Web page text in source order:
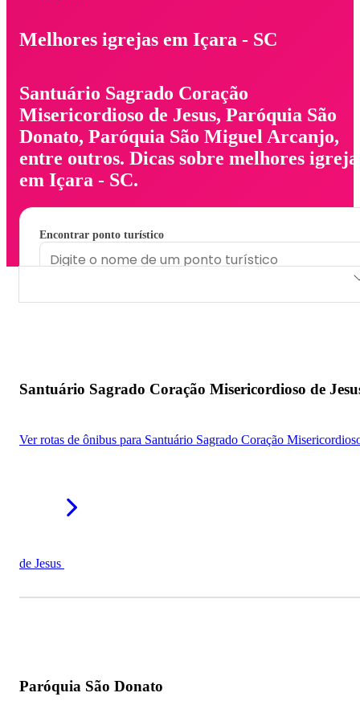
Melhores igrejas em Içara - SC
Santuário Sagrado Coração
Misericordioso de Jesus, Paróquia São
Donato, Paróquia São Miguel Arcanjo,
entre outros. Dicas sobre melhores
em Içara - SC.
Encontrar ponto turístico
Santuário Sagrado Coração Misericordioso de
Ver rotas de ônibus para Santuário Sagrado Coração
de Jesus
Paróquia São Donato